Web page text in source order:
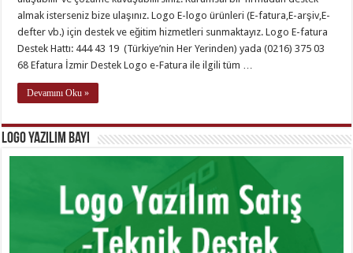
almak isterseniz bize ulaşınız. Logo E-logo ürünleri (E-fatura,E-arşiv,E-
defter vb.) için destek ve eğitim hizmetleri sunmaktayız. Logo E-fatura
Destek Hattı: 444 43 19 (Türkiye’nin Her Yerinden) yada (0216) 375 03
68 Efatura İzmir Destek Logo e-Fatura ile ilgili tüm …
Devamını Oku »
Logo Yazılım Bayi